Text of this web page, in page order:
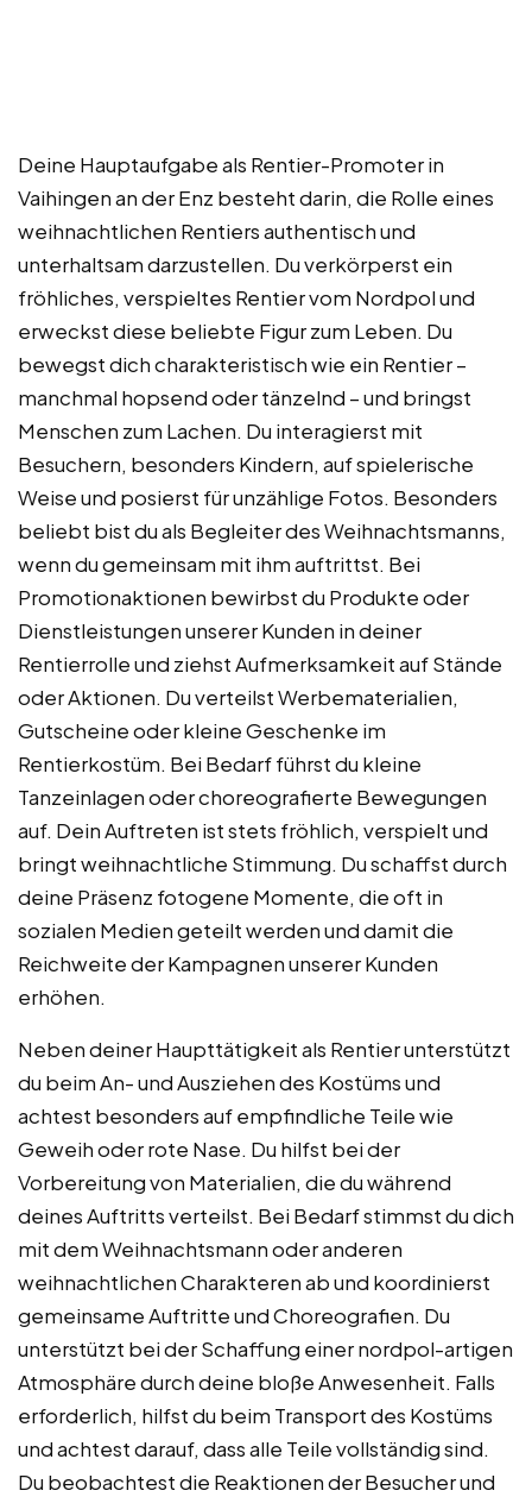
Deine Hauptaufgabe als Rentier-Promoter in
Vaihingen an der Enz besteht darin, die Rolle eines
weihnachtlichen Rentiers authentisch und
unterhaltsam darzustellen. Du verkörperst ein
fröhliches, verspieltes Rentier vom Nordpol und
erweckst diese beliebte Figur zum Leben. Du
bewegst dich charakteristisch wie ein Rentier –
manchmal hopsend oder tänzelnd – und bringst
Menschen zum Lachen. Du interagierst mit
Besuchern, besonders Kindern, auf spielerische
Weise und posierst für unzählige Fotos. Besonders
beliebt bist du als Begleiter des Weihnachtsmanns,
wenn du gemeinsam mit ihm auftrittst. Bei
Promotionaktionen bewirbst du Produkte oder
Dienstleistungen unserer Kunden in deiner
Rentierrolle und ziehst Aufmerksamkeit auf Stände
oder Aktionen. Du verteilst Werbematerialien,
Gutscheine oder kleine Geschenke im
Rentierkostüm. Bei Bedarf führst du kleine
Tanzeinlagen oder choreografierte Bewegungen
auf. Dein Auftreten ist stets fröhlich, verspielt und
bringt weihnachtliche Stimmung. Du schaffst durch
deine Präsenz fotogene Momente, die oft in
sozialen Medien geteilt werden und damit die
Reichweite der Kampagnen unserer Kunden
erhöhen.
Neben deiner Haupttätigkeit als Rentier unterstützt
du beim An- und Ausziehen des Kostüms und
achtest besonders auf empfindliche Teile wie
Geweih oder rote Nase. Du hilfst bei der
Vorbereitung von Materialien, die du während
deines Auftritts verteilst. Bei Bedarf stimmst du dich
mit dem Weihnachtsmann oder anderen
weihnachtlichen Charakteren ab und koordinierst
gemeinsame Auftritte und Choreografien. Du
unterstützt bei der Schaffung einer nordpol-artigen
Atmosphäre durch deine bloße Anwesenheit. Falls
erforderlich, hilfst du beim Transport des Kostüms
und achtest darauf, dass alle Teile vollständig sind.
Du beobachtest die Reaktionen der Besucher und